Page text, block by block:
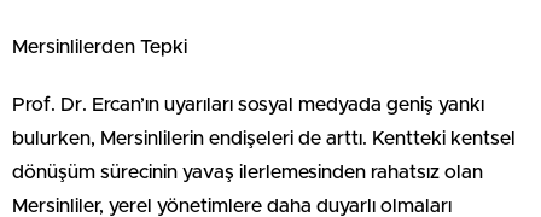
Mersinlilerden Tepki
Prof. Dr. Ercan’ın uyarıları sosyal medyada geniş yankı
bulurken, Mersinlilerin endişeleri de arttı. Kentteki kentsel
dönüşüm sürecinin yavaş ilerlemesinden rahatsız olan
Mersinliler, yerel yönetimlere daha duyarlı olmaları